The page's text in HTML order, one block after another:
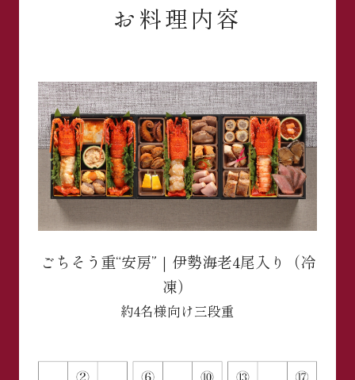
お料理内容
ごちそう重“安房”｜伊勢海老4尾入り（冷
凍）
約4名様向け三段重